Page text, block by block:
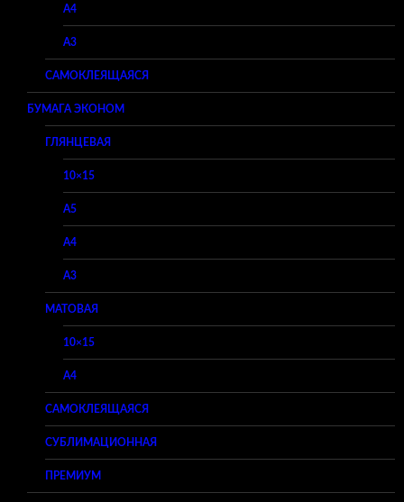
A4
A3
САМОКЛЕЯЩАЯСЯ
БУМАГА ЭКОНОМ
ГЛЯНЦЕВАЯ
10×15
A5
A4
A3
МАТОВАЯ
10×15
A4
САМОКЛЕЯЩАЯСЯ
СУБЛИМАЦИОННАЯ
ПРЕМИУМ